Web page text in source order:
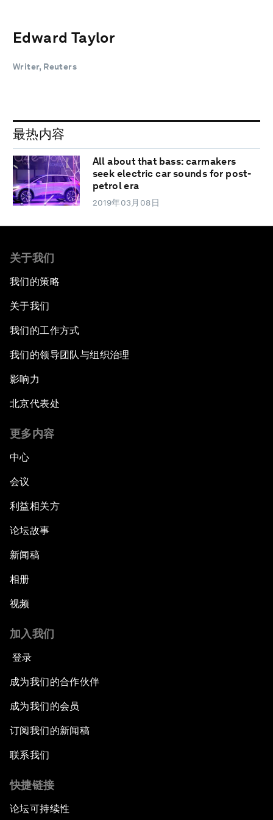
Edward Taylor
Writer, Reuters
最热内容
All about that bass: carmakers
seek electric car sounds for post-
petrol era
2019年03月08日
关于我们
我们的策略
关于我们
我们的工作方式
我们的领导团队与组织治理
影响力
北京代表处
更多内容
中心
会议
利益相关方
论坛故事
新闻稿
相册
视频
加入我们
登录
成为我们的合作伙伴
成为我们的会员
订阅我们的新闻稿
联系我们
快捷链接
论坛可持续性